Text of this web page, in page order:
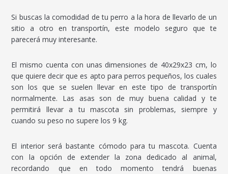
Si buscas la comodidad de tu perro a la hora de llevarlo de un
sitio a otro en transportín, este modelo seguro que te
parecerá muy interesante.
El mismo cuenta con unas dimensiones de 40x29x23 cm, lo
que quiere decir que es apto para perros pequeños, los cuales
son los que se suelen llevar en este tipo de transportín
normalmente. Las asas son de muy buena calidad y te
permitirá llevar a tu mascota sin problemas, siempre y
cuando su peso no supere los 9 kg.
El interior será bastante cómodo para tu mascota. Cuenta
con la opción de extender la zona dedicado al animal,
recordando que en todo momento tendrá buenas